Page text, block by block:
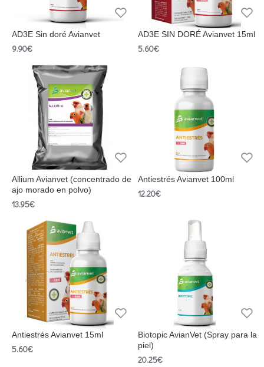
AD3E Sin doré Avianvet
9.90€
AD3E SIN DORÉ Avianvet 15ml
5.60€
Allium Avianvet (concentrado de
ajo morado en polvo)
13.95€
Antiestrés Avianvet 100ml
12.20€
Antiestrés Avianvet 15ml
5.60€
Biotopic AvianVet (Spray para la
piel)
20.25€